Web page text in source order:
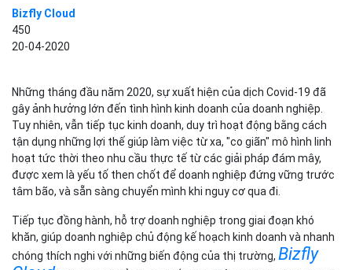
Bizfly Cloud
450
20-04-2020
Những tháng đầu năm 2020, sự xuất hiện của dịch Covid-19 đã